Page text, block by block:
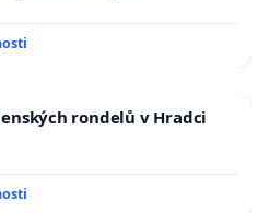
rondelů v Hradci